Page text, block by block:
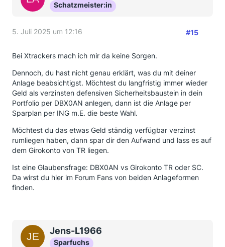
Schatzmeister:in
5. Juli 2025 um 12:16 #15
Bei Xtrackers mach ich mir da keine Sorgen.
Dennoch, du hast nicht genau erklärt, was du mit deiner
Anlage beabsichtigst. Möchtest du langfristig immer wieder
Geld als verzinsten defensiven Sicherheitsbaustein in dein
Portfolio per DBX0AN anlegen, dann ist die Anlage per
Sparplan per ING m.E. die beste Wahl.
Möchtest du das etwas Geld ständig verfügbar verzinst
rumliegen haben, dann spar dir den Aufwand und lass es auf
dem Girokonto von TR liegen.
Ist eine Glaubensfrage: DBX0AN vs Girokonto TR oder SC.
Da wirst du hier im Forum Fans von beiden Anlageformen
finden.
Jens-L1966
Sparfuchs